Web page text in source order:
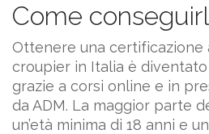
Come
Ottenere una certificazione
croupier in Italia è
grazie a corsi online e in
da ADM. La maggior parte
un’età minima di 18 anni e